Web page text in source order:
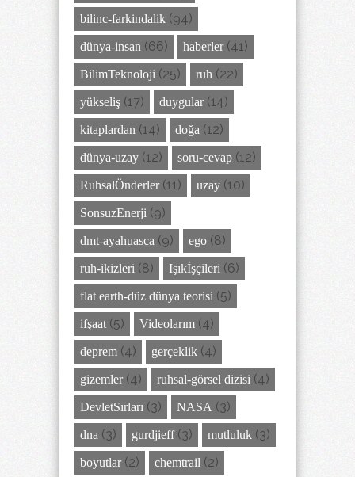
bilinc-farkindalik (94)
dünya-insan (66) haberler (41)
BilimTeknoloji (25) ruh (22)
yükseliş (17) duygular (14)
kitaplardan (14) doğa (12)
dünya-uzay (12) soru-cevap (12)
RuhsalÖnderler (11) uzay (10)
SonsuzEnerji (9)
dmt-ayahuasca (9) ego (8)
ruh-ikizleri (8) Işıkİşçileri (6)
flat earth-düz dünya teorisi (5)
ifşaat (5) Videolarım (4)
deprem (4) gerçeklik (4)
gizemler (4) ruhsal-görsel dizisi (4)
DevletSırları (3) NASA (3)
dna (3) gurdjieff (3) mutluluk (3)
boyutlar (2) chemtrail (2)